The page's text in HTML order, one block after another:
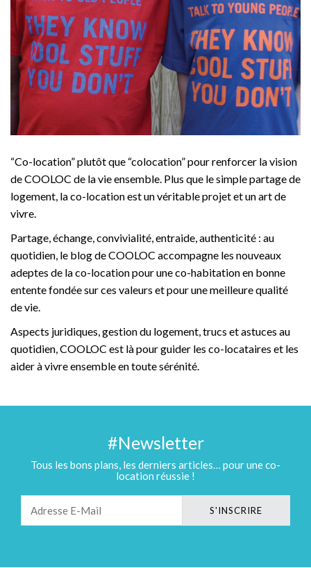
“Co-location” plutôt que “colocation” pour renforcer la vision
de COOLOC de la vie ensemble. Plus que le simple partage de
logement, la co-location est un véritable projet et un art de
vivre.
Partage, échange, convivialité, entraide, authenticité : au
quotidien, le blog de COOLOC accompagne les nouveaux
adeptes de la co-location pour une co-habitation en bonne
entente fondée sur ces valeurs et pour une meilleure qualité
de vie.
Aspects juridiques, gestion du logement, trucs et astuces au
quotidien, COOLOC est là pour guider les co-locataires et les
aider à vivre ensemble en toute sérénité.
#Newsletter
Tous les bons plans, les derniers articles… pour une co-
location réussie !